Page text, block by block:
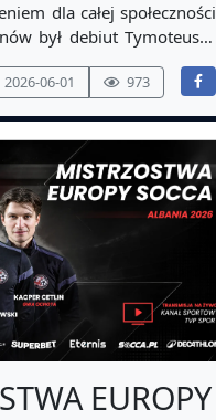
dla całej społeczności
był debiut Tymoteusza
Tanatos Husarii
Polski nie tylko
swojej drużyny 8
2026-06-01 973
EUROPY